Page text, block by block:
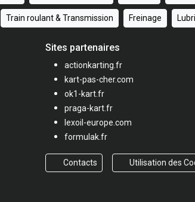
Train roulant & Transmission Freinage
Sites partenaires
actionkarting.fr
kart-pas-cher.com
ok1-kart.fr
praga-kart.fr
lexoil-europe.com
formulak.fr
Contacts Utilisation des